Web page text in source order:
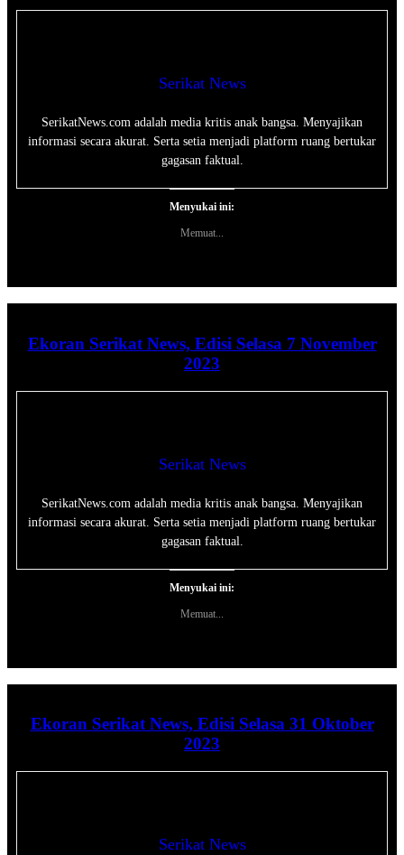
Serikat News
SerikatNews.com adalah media kritis anak bangsa. Menyajikan
informasi secara akurat. Serta setia menjadi platform ruang bertukar
gagasan faktual.
Menyukai ini:
Memuat...
Ekoran Serikat News, Edisi Selasa 7 November
2023
Serikat News
SerikatNews.com adalah media kritis anak bangsa. Menyajikan
informasi secara akurat. Serta setia menjadi platform ruang bertukar
gagasan faktual.
Menyukai ini:
Memuat...
Ekoran Serikat News, Edisi Selasa 31 Oktober
2023
Serikat News